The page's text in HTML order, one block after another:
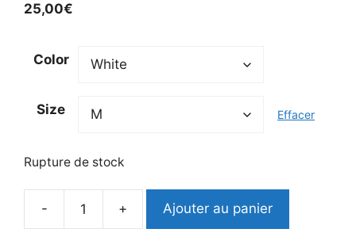
25,00€
Color
Size Effacer
Rupture de stock
-
quantité
+ Ajouter au panier